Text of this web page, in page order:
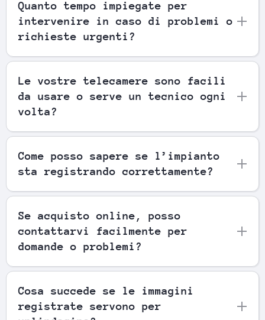
Quanto tempo impiegate per
intervenire in caso di problemi o
richieste urgenti?
Le vostre telecamere sono facili
da usare o serve un tecnico ogni
volta?
Come posso sapere se l’impianto
sta registrando correttamente?
Se acquisto online, posso
contattarvi facilmente per
domande o problemi?
Cosa succede se le immagini
registrate servono per